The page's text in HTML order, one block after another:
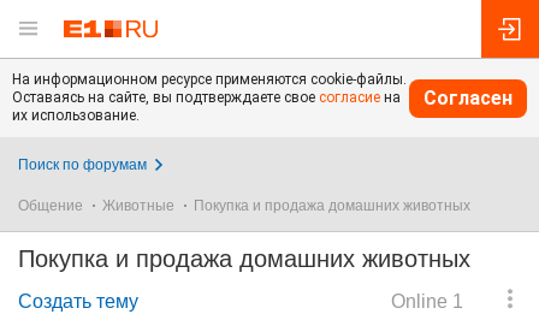
На информационном ресурсе применяются cookie-файлы.
Оставаясь на сайте, вы подтверждаете свое согласие на
их использование.
Согласен
Поиск по форумам
Общение Животные Покупка и продажа домашних животных
Покупка и продажа домашних животных
Online 1
Создать тему